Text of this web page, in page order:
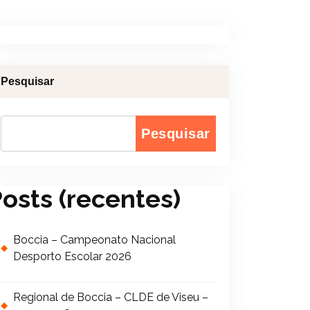
Pesquisar
Pesquisar
(recentes)
Boccia – Campeonato Nacional
Desporto Escolar 2026
Regional de Boccia – CLDE de Viseu –